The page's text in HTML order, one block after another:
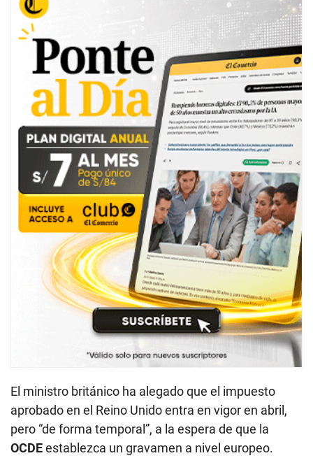
El ministro británico ha alegado que el impuesto
aprobado en el Reino Unido entra en vigor en abril,
pero “de forma temporal”, a la espera de que la
OCDEestablezca un gravamen a nivel europeo.